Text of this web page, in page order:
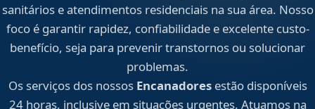
sanitários e atendimentos residenciais na sua área. Nosso
foco é garantir rapidez, confiabilidade e excelente custo-
benefício, seja para prevenir transtornos ou solucionar
problemas.
Os serviços dos nossos Encanadoresestão disponíveis
24 horas, inclusive em situações urgentes. Atuamos na